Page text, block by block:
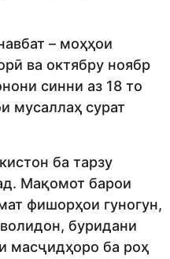
– моҳҳои
ва октябру ноябр
синни аз 18 то
мусаллаҳ сурат
ба тарзу
Мақомот барои
фишорҳои гуногун,
буридани
масҷидҳоро ба роҳ